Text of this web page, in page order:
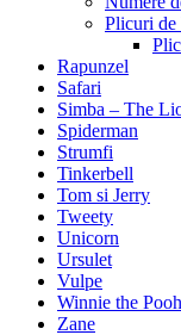
Plicuri de
Rapunzel
Safari
Simba – The
Spiderman
Strumfi
Tinkerbell
Tom si Jerry
Tweety
Unicorn
Ursulet
Vulpe
Winnie the Pooh
Zane